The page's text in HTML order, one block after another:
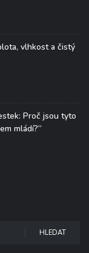
vlhkost a čistý
Proč jsou tyto
mládí?“
HLEDAT